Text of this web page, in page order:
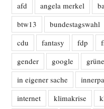
afd angela merkel
btw13
bundestagswahl
cdu
fantasy fdp
gender
google grüne
in eigener sache
internet
klimakrise